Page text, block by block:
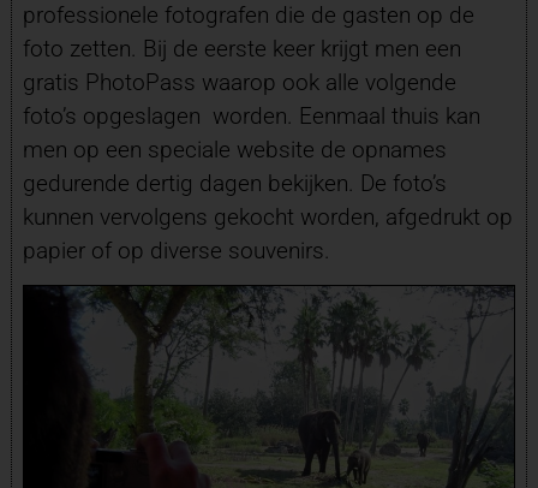
professionele fotografen die de gasten op de
foto zetten. Bij de eerste keer krijgt men een
gratis PhotoPass waarop ook alle volgende
foto’s opgeslagen worden. Eenmaal thuis kan
men op een speciale website de opnames
gedurende dertig dagen bekijken. De foto’s
kunnen vervolgens gekocht worden, afgedrukt op
papier of op diverse souvenirs.